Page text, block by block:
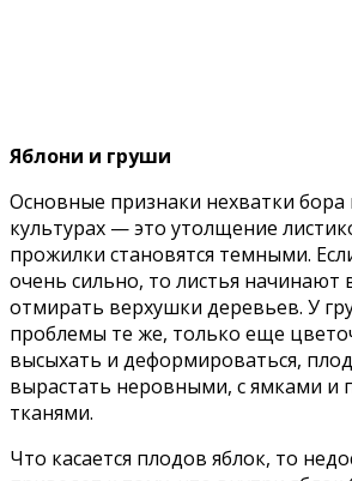
Яблони и груши
Основные признаки нехватки бора
культурах — это утолщение
прожилки становятся темными.
очень сильно, то листья начинают
отмирать верхушки деревьев. У
проблемы те же, только еще
высыхать и деформироваться,
вырастать неровными, с ямками и
тканями.
Что касается плодов яблок, то